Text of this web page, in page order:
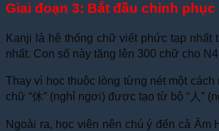
Giai đoạn 3: Bắt đầu chinh phục
Kanji là hệ thống chữ viết phức tạp
nhất. Con số này tăng lên 300 chữ cho
Thay vì học thuộc lòng từng nét một
chữ “休” (nghỉ ngơi) được tạo từ bộ “ 人 ”
Ngoài ra, học viên nên chú ý đến cả